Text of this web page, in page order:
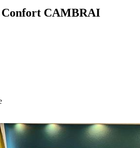
CAMBRAI